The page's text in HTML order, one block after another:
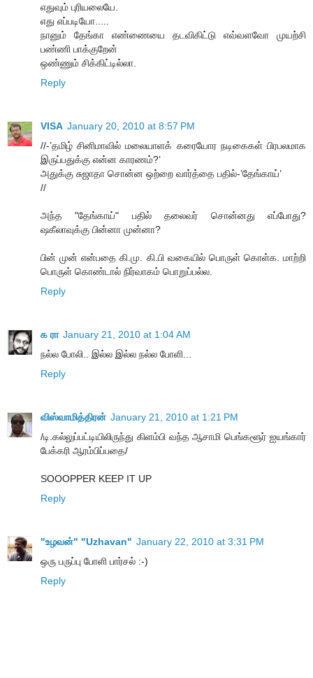
எதுவும் புரியலையே.
எது எப்படியோ.....
நானும் தேங்கா எண்ணையை தடவிகிட்டு எவ்வளவோ முயற்சி
பண்ணி பாக்குறேன்
ஒண்ணும் சிக்கிட்டில்லா.
Reply
VISA January 20, 2010 at 8:57 PM
//-’தமிழ் சினிமாவில் மலையாளக் கரையோர நடிகைகள் பிரபலமாக
இருப்பதுக்கு என்ன காரணம்?’
அதுக்கு சுஜாதா சொன்ன ஒற்றை வார்த்தை பதில்-’தேங்காய்’
//
அந்த "தேங்காய்" பதில் தலைவர் சொன்னது எப்போது?
ஷகீலாவுக்கு பின்னா முன்னா?
பின் முன் என்பதை கி.மு. கி.பி வகையில் பொருள் கொள்க. மாற்றி
பொருள் கொண்டால் நிர்வாகம் பொறுப்பல்ல.
Reply
க ரா January 21, 2010 at 1:04 AM
நல்ல போலி.. இல்ல இல்ல நல்ல போளி...
Reply
விஸ்வாமித்திரன் January 21, 2010 at 1:21 PM
/டி.கல்லுப்பட்டியிலிருந்து கிளம்பி வந்த ஆசாமி பெங்களூர் ஐயங்கார்
பேக்கரி ஆரம்பிப்பதை/
SOOOPPER KEEP IT UP
Reply
"உழவன்" "Uzhavan" January 22, 2010 at 3:31 PM
ஒரு பருப்பு போளி பார்சல் :-)
Reply